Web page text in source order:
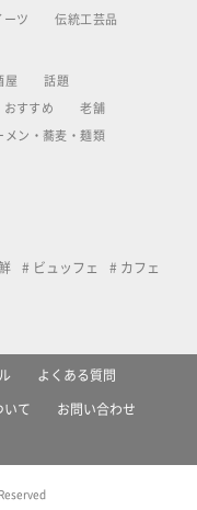
ーツ 伝統工芸品
屋 話題
おすすめ 老舗
メン・蕎麦・麺類
ビュッフェ
カフェ
よくある質問
いて お問い合わせ